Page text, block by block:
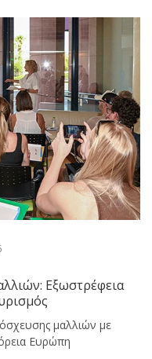
Εξωστρέφεια
μαλλιών με
Ευρώπη